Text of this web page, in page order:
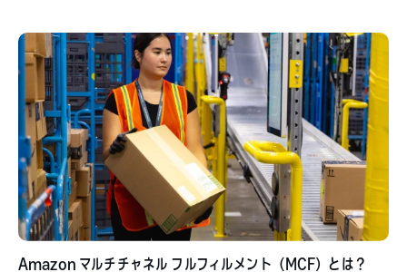
Amazon マルチチャネル フルフィルメント（MCF）とは？